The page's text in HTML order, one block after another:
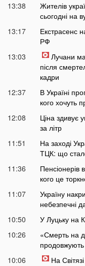
13:38
Жителів
сьогодні на
13:17
Екстрасенс
РФ
13:03
Лучани
після
кадри
12:37
В Україні
кого хочуть
12:08
Ціна здивує
за літр
11:51
На заході
ТЦК: що
11:36
Пенсіонерів
кого це
11:07
Україну
небезпечні
10:50
У Луцьку на
10:26
«Смерть на
продовжують
10:06
На